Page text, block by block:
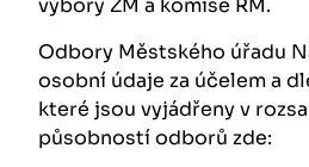
výbory ZM a komise RM.
Odbory Městského úřadu
osobní údaje za účelem a
které jsou vyjádřeny v
působností odborů zde: